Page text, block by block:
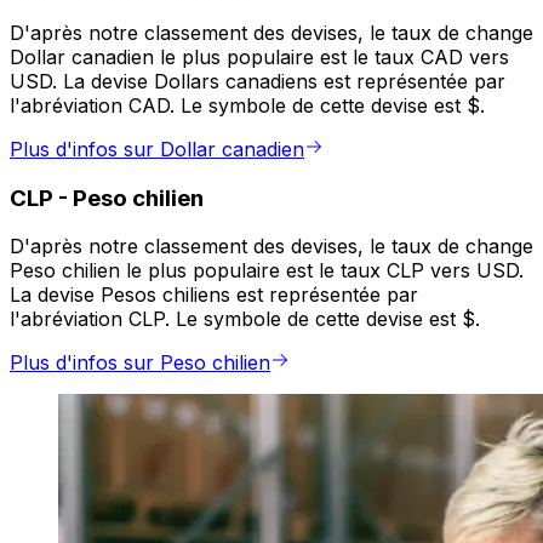
D'après notre classement des devises, le taux de change
Dollar canadien le plus populaire est le taux CAD vers
USD. La devise Dollars canadiens est représentée par
l'abréviation CAD. Le symbole de cette devise est $.
Plus d'infos sur Dollar canadien
CLP - Peso chilien
D'après notre classement des devises, le taux de change
Peso chilien le plus populaire est le taux CLP vers USD.
La devise Pesos chiliens est représentée par
l'abréviation CLP. Le symbole de cette devise est $.
Plus d'infos sur Peso chilien